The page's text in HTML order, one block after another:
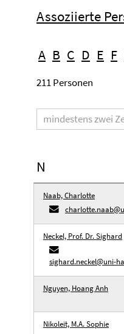
Assoziierte
A B C D E F
211 Personen
N
Naab, Charlotte
Neckel, Prof. Dr. Sighard
sighard.neckel@uni-
Nguyen, Hoang Anh
Nikoleit, M.A. Sophie